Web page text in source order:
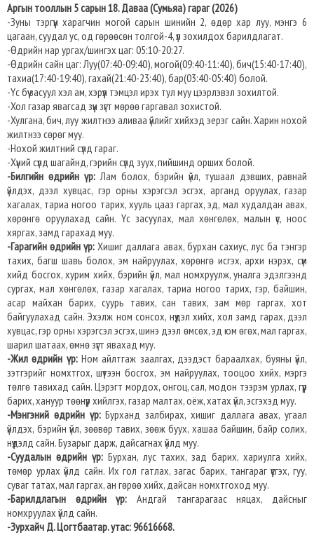
Аргын тооллын 5 сарын 18. Даваа (Сумьяа) гараг (2026)
-Зуны тэргүүн харагчин могой сарын шинийн 2, өдөр хар луу, мэнгэ 6
цагаан, суудал ус, од гөрөөсөн толгой-4, үл зохилдох барилдлагат.
-Өдрийн нар ургах/шингэх цаг: 05:10-20:27.
-Өдрийн сайн цаг: Луу(07:40-09:40), могой(09:40-11:40), бич(15:40-17:40),
тахиа(17:40-19:40), гахай(21:40-23:40), бар(03:40-05:40) болой.
-Үс бүү засуул хэл ам, хэрүүл тэмцэл ирэх тул муу цээрлэвэл зохилтой.
-Хол газар явагсад зүүн зүгт мөрөө гаргавал зохистой.
-Хулгана, бич, луу жилтнээ аливаа үйлийг хийхэд эерэг сайн. Харин нохой
жилтнээ сөрөг муу.
-Нохой жилтний сүлд гараг.
-Хүний сүлд шагайнд, гэрийн сүлд зуух, пийшинд орших болой.
-Билгийн өдрийн үр: Лам болох, бэрийн үйл, тушаал дэвших, равнай
үйлдэх, дээл хувцас, гэр орны хэрэгсэл эсгэх, арганд оруулах, газар
хагалах, тариа ногоо тарих, хууль цааз гаргах, эд, мал худалдан авах,
хөрөнгө оруулахад сайн. Үс засуулах, мал хөнгөлөх, малын үс, ноос
хяргах, замд гарахад муу.
-Гарагийн өдрийн үр:Хишиг даллага авах, бурхан сахиус, лус ба тэнгэр
тахих, багш шавь болох, эм найруулах, хөрөнгө исгэх, архи нэрэх, сүм
хийд босгох, хурим хийх, бэрийн үйл, мал номхруулж, уналга эдэлгээнд
сургах, мал хөнгөлөх, газар хагалах, тариа ногоо тарих, гэр, байшин,
асар майхан барих, суурь тавих, сан тавих, зам мөр гаргах, хот
байгуулахад сайн. Эхэлж ном сонсох, нүүдэл хийх, хол замд гарах, дээл
хувцас, гэр орны хэрэгсэл эсгэх, шинэ дээл өмсөх, эд юм өгөх, мал гаргах,
шарил шатаах, өмнө зүгт явахад муу.
-Жил өдрийн үр: Ном айлтгаж заалгах, дээдэст бараалхах, буяны үйл,
зэтгэрийг номхтгох, шүтээн босгох, эм найруулах, тооцоо хийх, мэргэ
төлгө тавихад сайн. Цэрэгт мордох, онгоц, сал, модон тээрэм урлах, гүүр
барих, хануур төөнүүр хийлгэх, газар малтах, оёж, хатах үйл, эсгэхэд муу.
-Мэнгэний өдрийн үр:Бурханд залбирах, хишиг даллага авах, угаал
үйлдэх, бэрийн үйл, зөөвөр тавих, зөөж буух, хашаа байшин, байр солих,
нүүдэлд сайн. Бузарыг дарж, дайсагнах үйлд муу.
-Суудалын өдрийн үр:Бурхан, лус тахих, зад барих, хариулга хийх,
төмөр урлах үйлд сайн. Их гол гатлах, загас барих, тангараг үүсгэх, гуу,
суваг татах, мал гаргах, ан гөрөө хийх, дайсан номхтгоход муу.
-Барилдлагын өдрийн үр: Андгай тангарагаас няцах, дайсныг
номхруулах үйлд сайн.
-Зурхайч Д. Цогтбаатар. утас: 96616668.